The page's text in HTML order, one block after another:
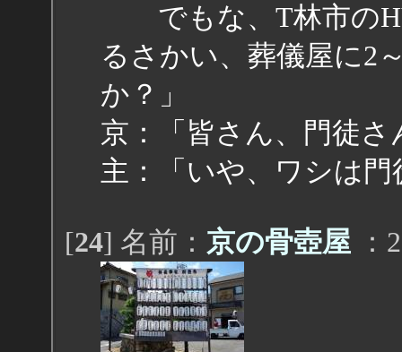
でもな、T林市の
るさかい、葬儀屋に2
か？」
京：「皆さん、門徒さ
主：「いや、ワシは
[24] 名前： 京の骨壺屋 ：